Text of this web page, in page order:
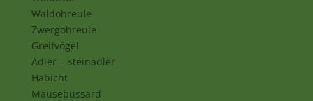
Waldohreule
Zwergohreule
Greifvögel
Adler – Steinadler
Habicht
Mäusebussard